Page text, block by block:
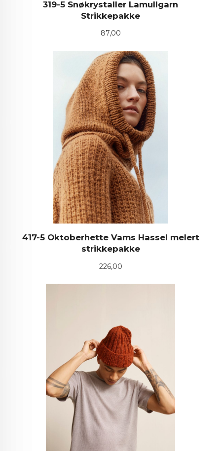
319-5 Snøkrystaller Lamullgarn
Strikkepakke
Pris
87,00
417-5 Oktoberhette Vams Hassel melert
strikkepakke
Pris
226,00